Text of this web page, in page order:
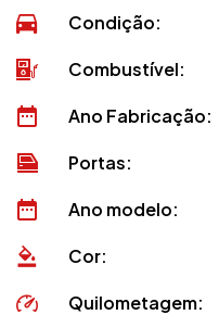
Condição:
Combustível:
Ano Fabricação:
Portas:
Ano modelo:
Cor:
Quilometagem: